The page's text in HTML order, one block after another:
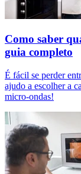
Como saber
guia completo
É fácil se perder
ajudo a escolher a
micro-ondas!